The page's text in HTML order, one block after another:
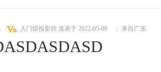
入门级投影控 发表于 2022-05-09 来自广东